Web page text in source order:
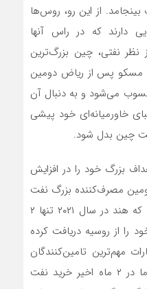
از این رو، روس‌‌‌ها
دارند که در راس آنها
نظر نفتی، چین بزرگ‌‌‌ترین
مسکو پس از ریاض دومین
می‌‌‌شود و به دنبال آن
خاورمیانه‌‌‌ای خود پیشی
چین بدل شود.
بزرگ خود را در افزایش
مصرف‌‌‌کننده بزرگ نفت
جهان متمرکز کرده است. هرچند که هند در سال ۲۰۲۱ تنها ۲
را از روسیه دریافت کرده
مهم‌‌‌ترین تامین‌‌‌کنندگان
این کشور محسوب می‌‌‌شوند؛ اما در ۲ ماه اخیر خرید نفت